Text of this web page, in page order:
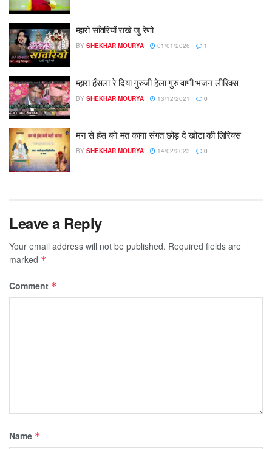
म्हारो साँवरियों राखे जु रेणो
BY SHEKHAR MOURYA 01/01/2026 1
म्हारा हँसला रे दिया गुरुजी हेला गुरु वाणी भजन लीरिक्स
BY SHEKHAR MOURYA 13/12/2021 0
मन से हंस बने मत कागा संगत छोड़ दे खोटा की लिरिक्स
BY SHEKHAR MOURYA 14/02/2023 0
Leave a Reply
Your email address will not be published. Required fields are
marked *
Comment *
Name *